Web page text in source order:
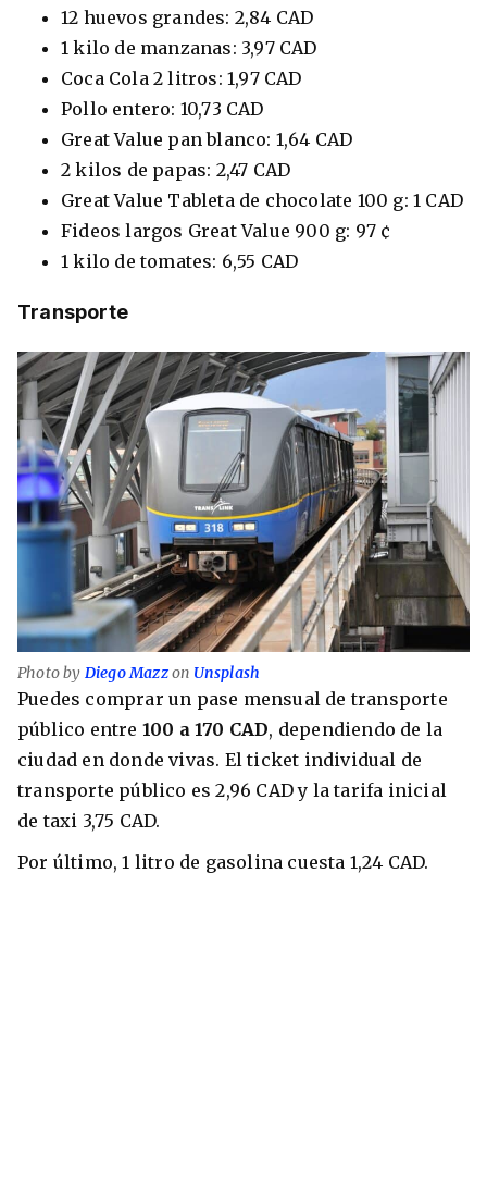
12 huevos grandes: 2,84 CAD
1 kilo de manzanas: 3,97 CAD
Coca Cola 2 litros: 1,97 CAD
Pollo entero: 10,73 CAD
Great Value pan blanco: 1,64 CAD
2 kilos de papas: 2,47 CAD
Great Value Tableta de chocolate 100 g: 1 CAD
Fideos largos Great Value 900 g: 97 ¢
1 kilo de tomates: 6,55 CAD
Transporte
Photo by Diego Mazzon Unsplash
Puedes comprar un pase mensual de transporte
público entre 100 a 170 CAD, dependiendo de la
ciudad en donde vivas. El ticket individual de
transporte público es 2,96 CAD y la tarifa inicial
de taxi 3,75 CAD.
Por último, 1 litro de gasolina cuesta 1,24 CAD.